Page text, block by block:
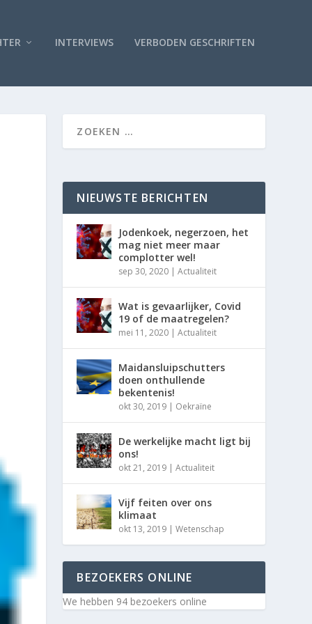
INTERVIEWS VERBODEN GESCHRIFTEN
NIEUWSTE BERICHTEN
Jodenkoek, negerzoen, het
mag niet meer maar
complotter wel!
sep 30, 2020 |Actualiteit
Wat is gevaarlijker, Covid
19 of de maatregelen?
mei 11, 2020 |Actualiteit
Maidansluipschutters
doen onthullende
bekentenis!
okt 30, 2019 | Oekraïne
De werkelijke macht ligt bij
ons!
okt 21, 2019 |Actualiteit
Vijf feiten over ons
klimaat
okt 13, 2019 |Wetenschap
BEZOEKERS ONLINE
We hebben 94 bezoekers online